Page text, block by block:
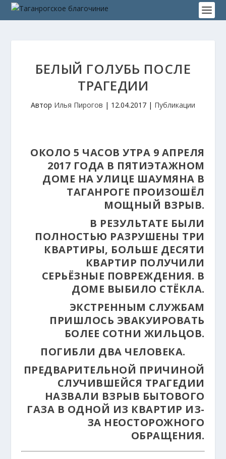
БЕЛЫЙ ГОЛУБЬ ПОСЛЕ
ТРАГЕДИИ
Автор Илья Пирогов | 12.04.2017 | Публикации
ОКОЛО 5 ЧАСОВ УТРА 9 АПРЕЛЯ
2017 ГОДА В ПЯТИЭТАЖНОМ
ДОМЕ НА УЛИЦЕ ШАУМЯНА В
ТАГАНРОГЕ ПРОИЗОШЁЛ
МОЩНЫЙ ВЗРЫВ.
В РЕЗУЛЬТАТЕ БЫЛИ
ПОЛНОСТЬЮ РАЗРУШЕНЫ ТРИ
КВАРТИРЫ, БОЛЬШЕ ДЕСЯТИ
КВАРТИР ПОЛУЧИЛИ
СЕРЬЁЗНЫЕ ПОВРЕЖДЕНИЯ. В
ДОМЕ ВЫБИЛО СТЁКЛА.
ЭКСТРЕННЫМ СЛУЖБАМ
ПРИШЛОСЬ ЭВАКУИРОВАТЬ
БОЛЕЕ СОТНИ ЖИЛЬЦОВ.
ПОГИБЛИ ДВА ЧЕЛОВЕКА.
ПРЕДВАРИТЕЛЬНОЙ ПРИЧИНОЙ
СЛУЧИВШЕЙСЯ ТРАГЕДИИ
НАЗВАЛИ ВЗРЫВ БЫТОВОГО
ГАЗА В ОДНОЙ ИЗ КВАРТИР ИЗ-
ЗА НЕОСТОРОЖНОГО
ОБРАЩЕНИЯ.